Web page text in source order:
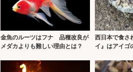
金魚のルーツはフナ 品種改良が
メダカよりも難しい理由とは？
西日本で食さ
イ』はアイ